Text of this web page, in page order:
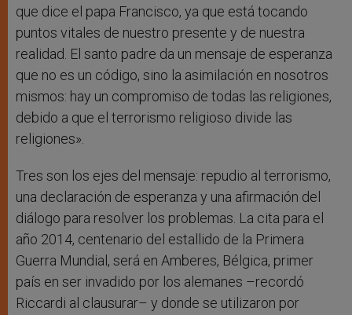
que dice el papa Francisco, ya que está tocando
puntos vitales de nuestro presente y de nuestra
realidad. El santo padre da un mensaje de esperanza
que no es un código, sino la asimilación en nosotros
mismos: hay un compromiso de todas las religiones,
debido a que el terrorismo religioso divide las
religiones».
Tres son los ejes del mensaje: repudio al terrorismo,
una declaración de esperanza y una afirmación del
diálogo para resolver los problemas. La cita para el
año 2014, centenario del estallido de la Primera
Guerra Mundial, será en Amberes, Bélgica, primer
país en ser invadido por los alemanes –recordó
Riccardi al clausurar– y donde se utilizaron por